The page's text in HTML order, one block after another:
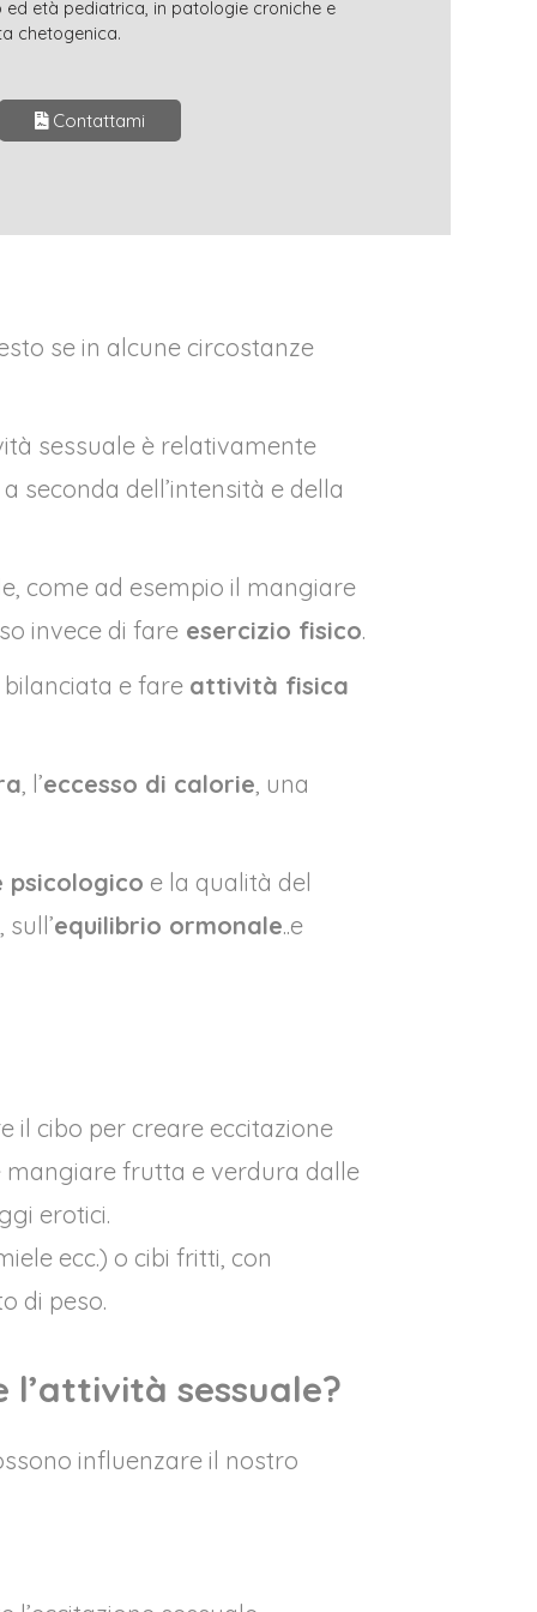
età pediatrica, in patologie croniche e
chetogenica.
Contattami
se in alcune circostanze
sessuale è relativamente
a seconda dell’intensità e della
come ad esempio il mangiare
invece di fare esercizio fisico.
e fare attività fisica
, l’eccesso di calorie, una
psicologico e la qualità del
, sull’equilibrio ormonale..e
il cibo per creare eccitazione
mangiare frutta e verdura dalle
erotici.
ecc.) o cibi fritti, con
di peso.
sessuale?
influenzare il nostro